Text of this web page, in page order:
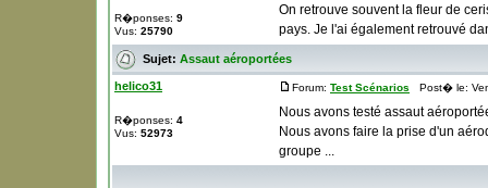
R�ponses: 9
Vus: 25790
On retrouve souvent la fleur de
pays. Je l'ai également retrouvé
Sujet: Assaut aéroportées
helico31
R�ponses: 4
Vus: 52973
Forum: Test Scénarios Post� le:
Nous avons testé assaut
Nous avons faire la prise d'un
groupe ...